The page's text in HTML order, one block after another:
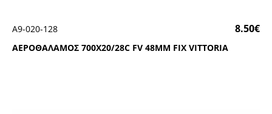
ΑΕΡΟΘΑΛΑΜΟΣ 700Χ20/28C FV 48ΜΜ FΙΧ VΙΤΤΟRΙΑ
Α9-020-128 8.50€